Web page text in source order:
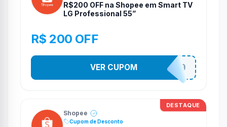
R$200 OFF na Shopee em Smart TV
LG Professional 55”
R$ 200 OFF
TV200
VER CUPOM
DESTAQUE
Shopee
Cupom de Desconto